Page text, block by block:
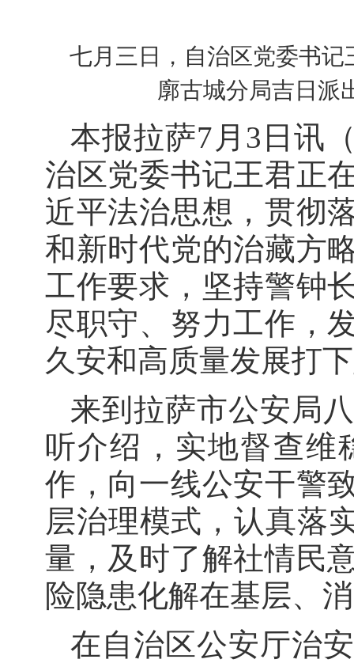
七月三日，自治区党委书
廓古城分局吉日派
本报拉萨7月3日讯
治区党委书记王君正
近平法治思想，贯彻
和新时代党的治藏方
工作要求，坚持警钟
尽职守、努力工作，
久安和高质量发展打
来到拉萨市公安局
听介绍，实地督查维
作，向一线公安干警
层治理模式，认真落
量，及时了解社情民
险隐患化解在基层、
在自治区公安厅治